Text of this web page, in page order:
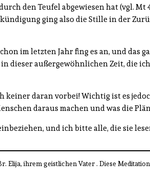
den Teufel abgewiesen hat (vgl. Mt
ging also die Stille in der
im letzten Jahr fing es an, und das
dieser außergewöhnlichen Zeit, die
daran vorbei! Wichtig ist es
daraus machen und was die
und ich bitte alle, die sie
Elija, ihrem geistlichen Vater . Diese